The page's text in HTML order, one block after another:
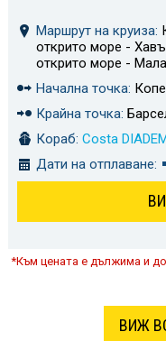
Маршрут на круиза:
открито море -
открито море -
Начална точка:
Крайна точка:
Кораб: Costa
Дати на отплаване:
*Към цената е дължима и
ВИЖ